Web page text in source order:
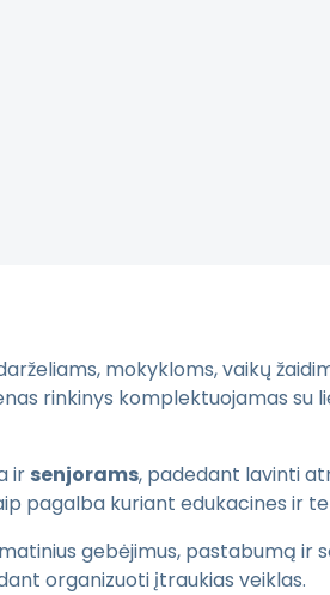
mokykloms, vaikų
rinkinys komplektuojamas su
ir senjorams, padedant lavinti
pagalba kuriant edukacines ir
gebėjimus, pastabumą ir
organizuoti įtraukias veiklas.